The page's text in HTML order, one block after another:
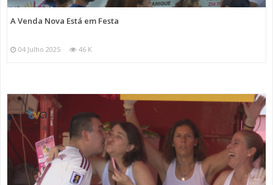
A Venda Nova Está em Festa
04 Julho 2025 46 K